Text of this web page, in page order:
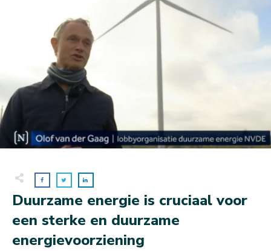
Duurzame energie is cruciaal voor
een sterke en duurzame
energievoorziening